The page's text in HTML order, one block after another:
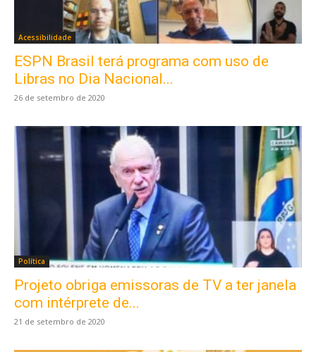
Acessibilidade
ESPN Brasil terá programa com uso de
Libras no Dia Nacional...
26 de setembro de 2020
Política
Projeto obriga emissoras de TV a ter janela
com intérprete de...
21 de setembro de 2020